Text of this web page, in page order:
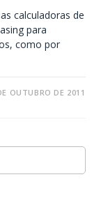
calculadoras de
para
como por
OUTUBRO DE 2011